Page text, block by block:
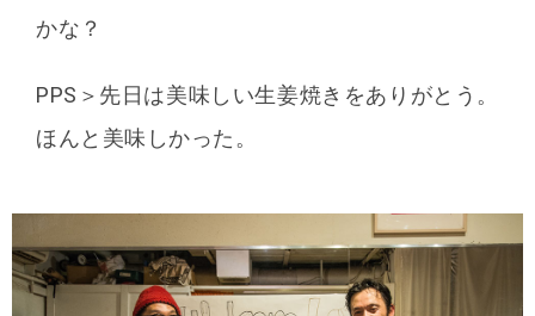
かな？
PPS＞先日は美味しい生姜焼きをありがとう。
ほんと美味しかった。